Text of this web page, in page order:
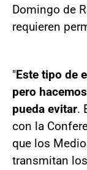
Domingo de
requieren
"Este tipo de
pero
pueda evitar.
con la
que los
transmitan